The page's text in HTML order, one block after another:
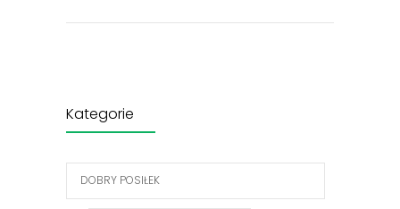
Kategorie
DOBRY POSIŁEK